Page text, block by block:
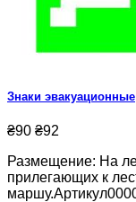
Знаки эвакуационные
₴90 ₴92
Размещение: На
прилегающих к